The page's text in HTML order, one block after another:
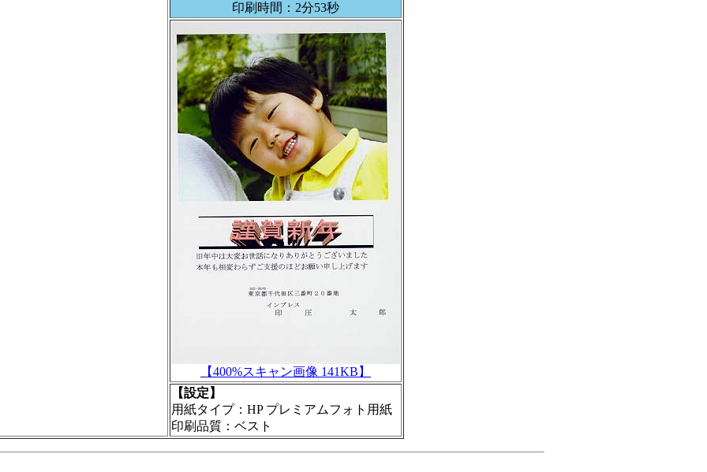
印刷時間：2分53秒
【400%スキャン画像 141KB】
【設定】
用紙タイプ：HP プレミアムフォト用紙
印刷品質：ベスト